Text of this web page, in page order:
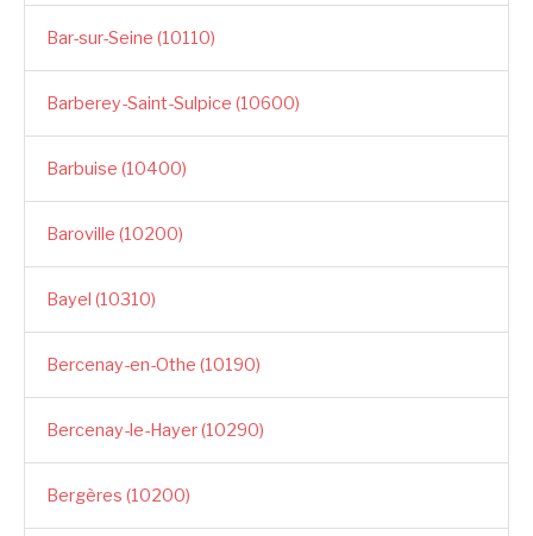
Bar-sur-Seine (10110)
Barberey-Saint-Sulpice (10600)
Barbuise (10400)
Baroville (10200)
Bayel (10310)
Bercenay-en-Othe (10190)
Bercenay-le-Hayer (10290)
Bergères (10200)